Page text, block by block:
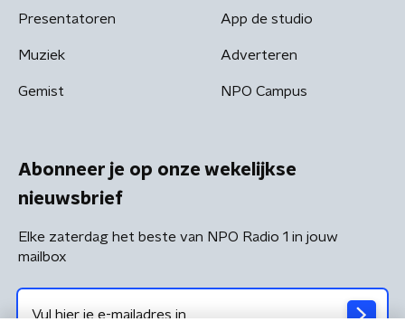
Presentatoren
Muziek
Gemist
App de studio
Adverteren
NPO Campus
Abonneer je op onze wekelijkse
nieuwsbrief
Elke zaterdag het beste van NPO Radio 1 in jouw
mailbox